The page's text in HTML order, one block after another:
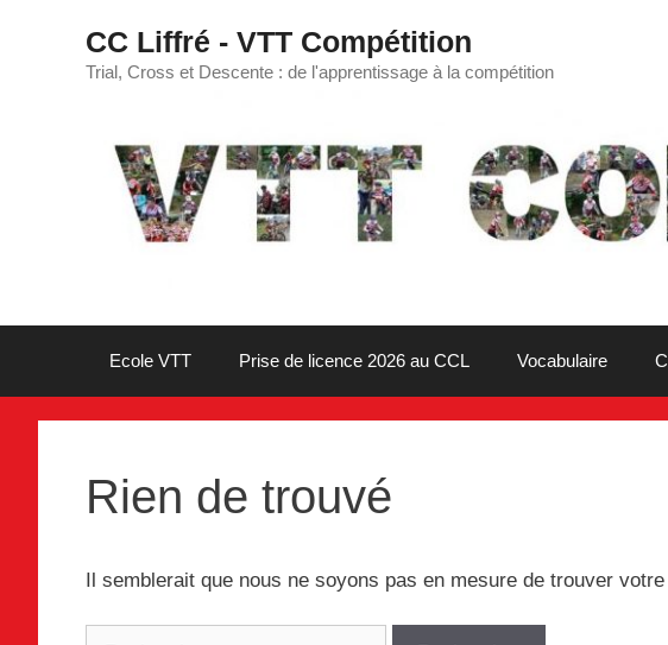
CC Liffré - VTT Compétition
Trial, Cross et Descente : de l'apprentissage à la compétition
Ecole VTT Prise de licence 2026 au CCL Vocabulaire
Rien de trouvé
Il semblerait que nous ne soyons pas en mesure de trouver